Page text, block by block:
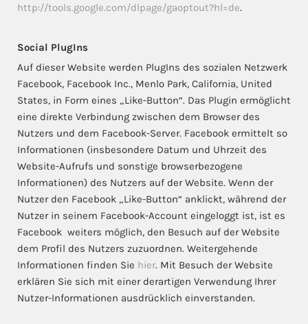
http://tools.google.com/dlpage/gaoptout?hl=de.
Social PlugIns
Auf dieser Website werden PlugIns des sozialen Netzwerk
Facebook, Facebook Inc., Menlo Park, California, United
States, in Form eines „Like-Button“. Das Plugin ermöglicht
eine direkte Verbindung zwischen dem Browser des
Nutzers und dem Facebook-Server. Facebook ermittelt so
Informationen (insbesondere Datum und Uhrzeit des
Website-Aufrufs und sonstige browserbezogene
Informationen) des Nutzers auf der Website. Wenn der
Nutzer den Facebook „Like-Button“ anklickt, während der
Nutzer in seinem Facebook-Account eingeloggt ist, ist es
Facebook weiters möglich, den Besuch auf der Website
dem Profil des Nutzers zuzuordnen. Weitergehende
Informationen finden Sie hier. Mit Besuch der Website
erklären Sie sich mit einer derartigen Verwendung Ihrer
Nutzer-Informationen ausdrücklich einverstanden.